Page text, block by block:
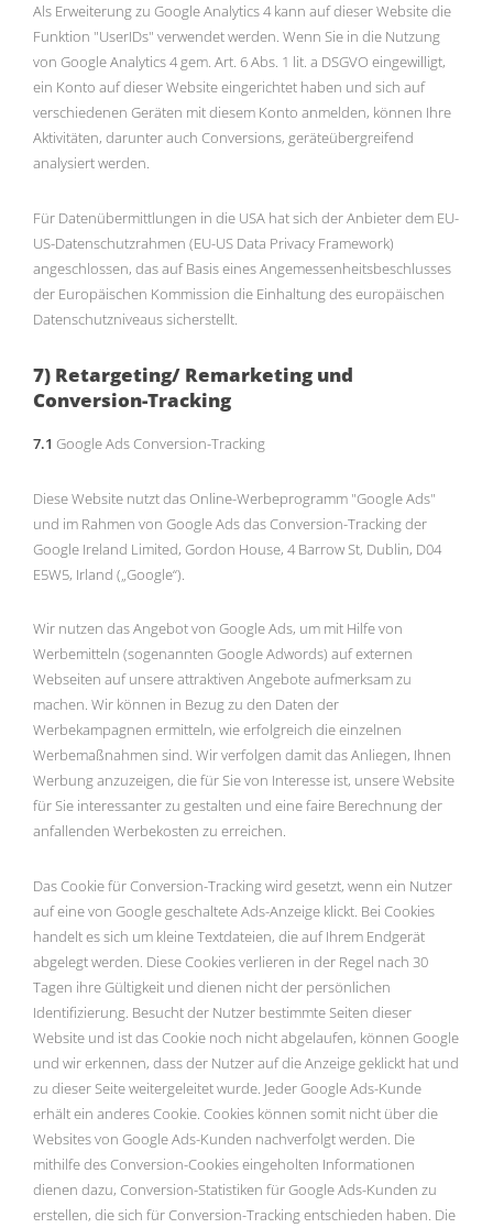
Als Erweiterung zu Google Analytics 4 kann auf dieser Website die
Funktion "UserIDs" verwendet werden. Wenn Sie in die Nutzung
von Google Analytics 4 gem. Art. 6 Abs. 1 lit. a DSGVO eingewilligt,
ein Konto auf dieser Website eingerichtet haben und sich auf
verschiedenen Geräten mit diesem Konto anmelden, können Ihre
Aktivitäten, darunter auch Conversions, geräteübergreifend
analysiert werden.
Für Datenübermittlungen in die USA hat sich der Anbieter dem EU-
US-Datenschutzrahmen (EU-US Data Privacy Framework)
angeschlossen, das auf Basis eines Angemessenheitsbeschlusses
der Europäischen Kommission die Einhaltung des europäischen
Datenschutzniveaus sicherstellt.
7) Retargeting/ Remarketing und
Conversion-Tracking
7.1 Google Ads Conversion-Tracking
Diese Website nutzt das Online-Werbeprogramm "Google Ads"
und im Rahmen von Google Ads das Conversion-Tracking der
Google Ireland Limited, Gordon House, 4 Barrow St, Dublin, D04
E5W5, Irland („Google“).
Wir nutzen das Angebot von Google Ads, um mit Hilfe von
Werbemitteln (sogenannten Google Adwords) auf externen
Webseiten auf unsere attraktiven Angebote aufmerksam zu
machen. Wir können in Bezug zu den Daten der
Werbekampagnen ermitteln, wie erfolgreich die einzelnen
Werbemaßnahmen sind. Wir verfolgen damit das Anliegen, Ihnen
Werbung anzuzeigen, die für Sie von Interesse ist, unsere Website
für Sie interessanter zu gestalten und eine faire Berechnung der
anfallenden Werbekosten zu erreichen.
Das Cookie für Conversion-Tracking wird gesetzt, wenn ein Nutzer
auf eine von Google geschaltete Ads-Anzeige klickt. Bei Cookies
handelt es sich um kleine Textdateien, die auf Ihrem Endgerät
abgelegt werden. Diese Cookies verlieren in der Regel nach 30
Tagen ihre Gültigkeit und dienen nicht der persönlichen
Identifizierung. Besucht der Nutzer bestimmte Seiten dieser
Website und ist das Cookie noch nicht abgelaufen, können Google
und wir erkennen, dass der Nutzer auf die Anzeige geklickt hat und
zu dieser Seite weitergeleitet wurde. Jeder Google Ads-Kunde
erhält ein anderes Cookie. Cookies können somit nicht über die
Websites von Google Ads-Kunden nachverfolgt werden. Die
mithilfe des Conversion-Cookies eingeholten Informationen
dienen dazu, Conversion-Statistiken für Google Ads-Kunden zu
erstellen, die sich für Conversion-Tracking entschieden haben. Die